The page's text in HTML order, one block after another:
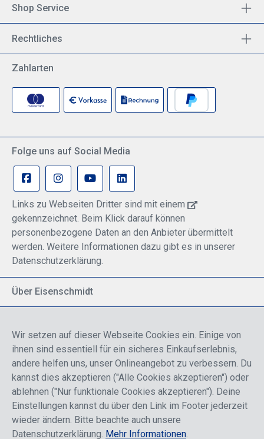
Shop Service
Rechtliches
Zahlarten
Folge uns auf Social Media
Links zu Webseiten Dritter sind mit einem
gekennzeichnet. Beim Klick darauf können
personenbezogene Daten an den Anbieter übermittelt
werden. Weitere Informationen dazu gibt es in unserer
Datenschutzerklärung.
Über Eisenschmidt
Breite Palette von Luftfahrtprodukten
Fokus auf Pilotenausbildung
Sicher einkaufen
Wir setzen auf dieser Webseite Cookies ein. Einige von
ihnen sind essentiell für ein sicheres Einkaufserlebnis,
andere helfen uns, unser Onlineangebot zu verbessern. Du
kannst dies akzeptieren ("Alle Cookies akzeptieren") oder
ablehnen ("Nur funktionale Cookies akzeptieren"). Deine
Einstellungen kannst du über den Link im Footer jederzeit
wieder ändern. Bitte beachte auch unsere
Datenschutzerklärung. Mehr Informationen.